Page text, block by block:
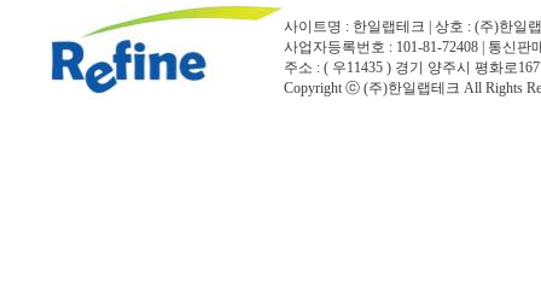
사이트명 : 한일랩테크 | 상호 : (주)한일
사업자등록번호 : 101-81-72408 | 통신
주소 : ( 우11435 ) 경기 양주시 평화로
Copyright ⓒ (주)한일랩테크 All Rights